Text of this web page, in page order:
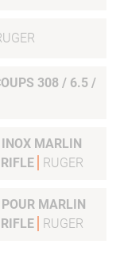
308 / 6.5 /
MARLIN
RUGER
MARLIN
RUGER